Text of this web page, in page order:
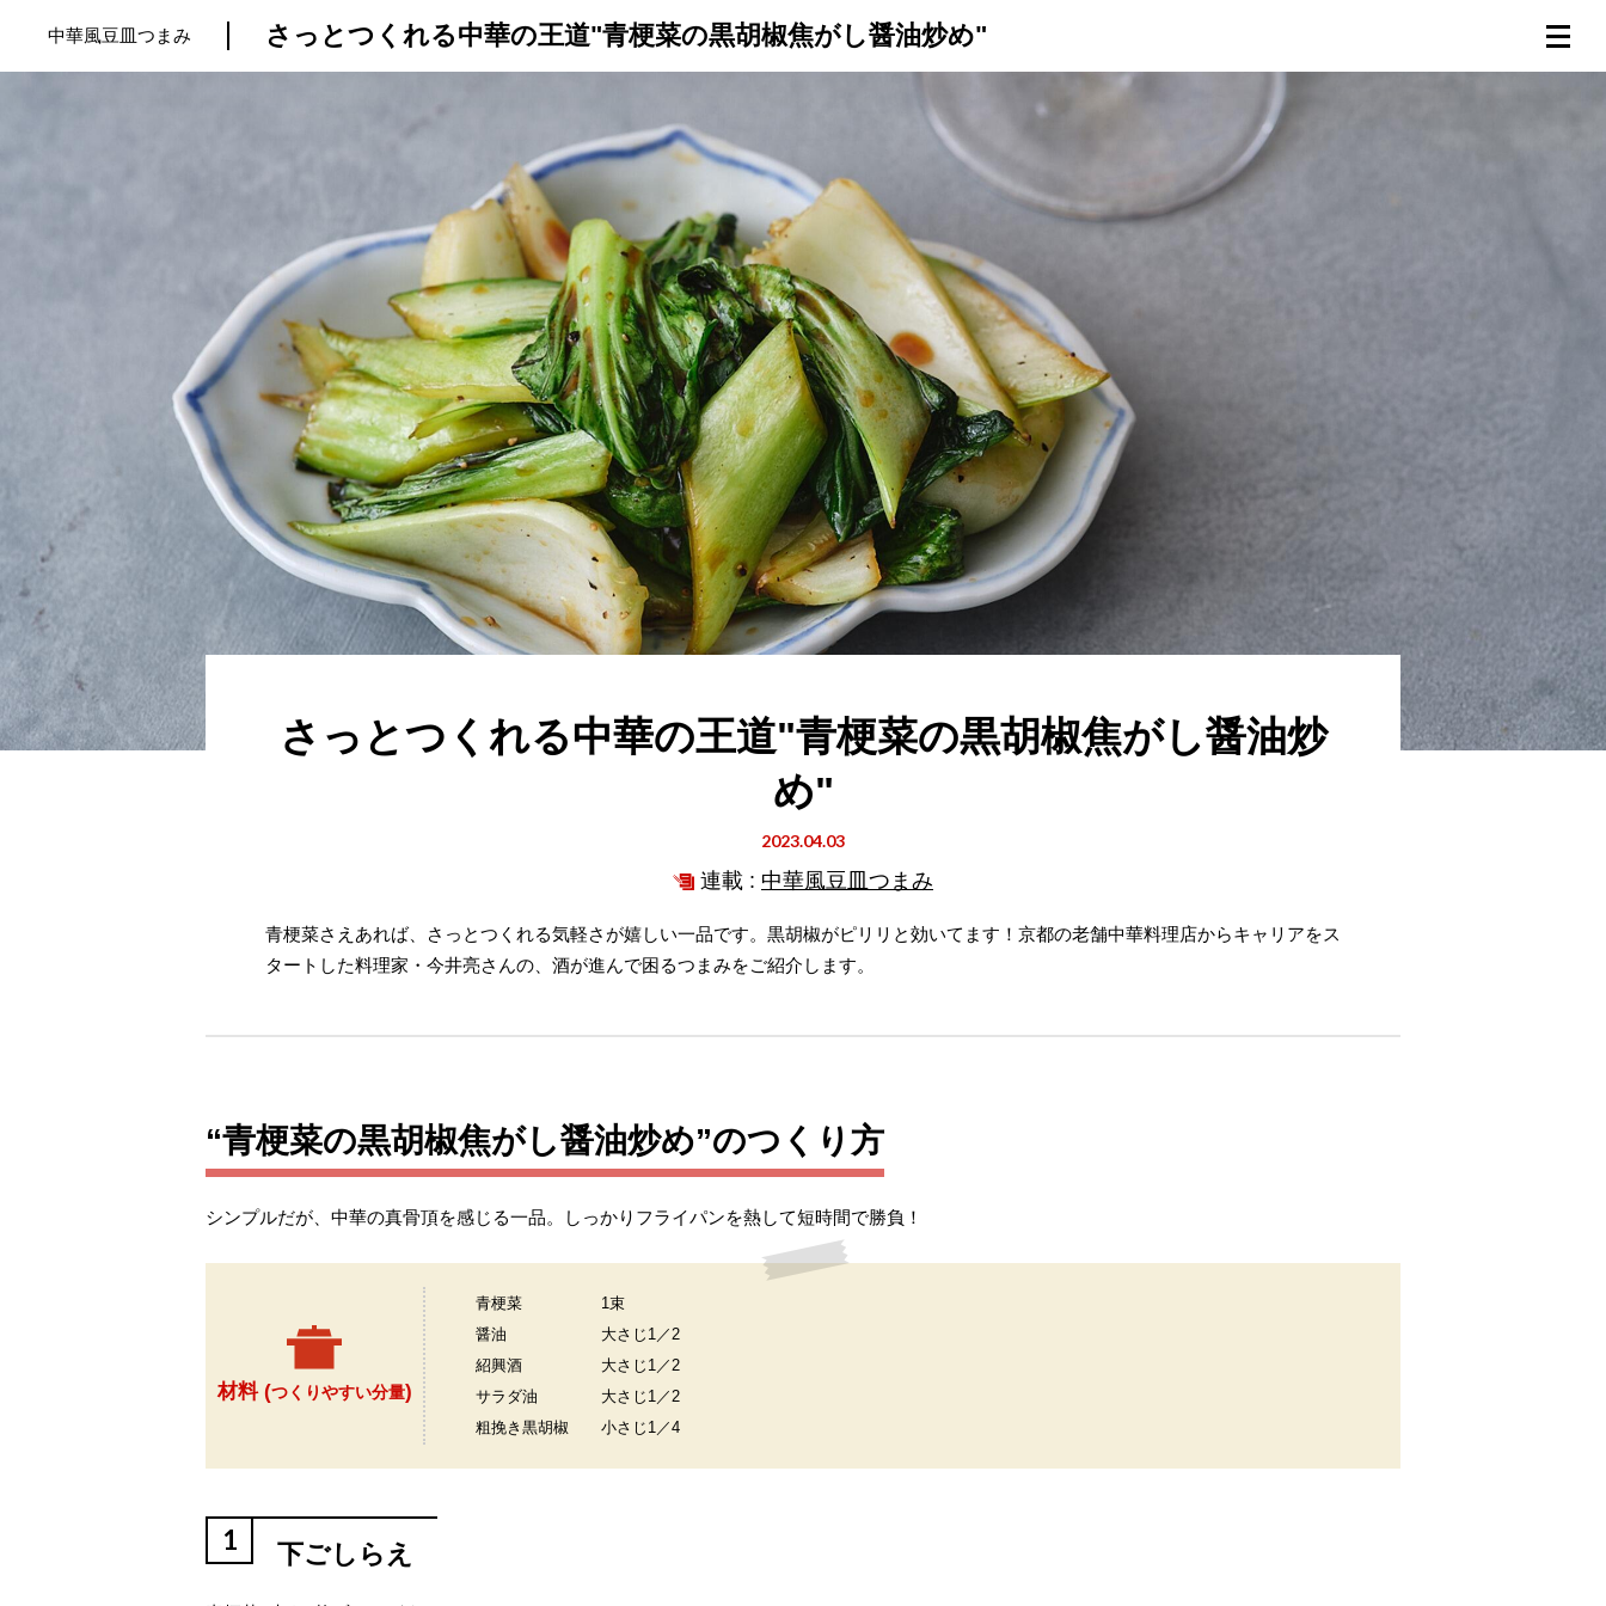
トップ プロが教えるレシピ 厳選！店探し 食のストーリー
中華風豆皿つまみ さっとつくれる中華の王道"青梗菜の黒胡椒焦がし醤油炒め"
さっとつくれる中華の王道"青梗菜の黒胡椒焦がし醤油炒
め"
2023.04.03
連載 : 中華風豆皿つまみ
青梗菜さえあれば、さっとつくれる気軽さが嬉しい一品です。黒胡椒がピリリと効いてます！京都の老舗中華料理店からキャリアをス
タートした料理家・今井亮さんの、酒が進んで困るつまみをご紹介します。
“青梗菜の黒胡椒焦がし醤油炒め”のつくり方
シンプルだが、中華の真骨頂を感じる一品。しっかりフライパンを熱して短時間で勝負！
材料 (つくりやすい分量)
青梗菜
1束
醤油
大さじ1／2
紹興酒
大さじ1／2
サラダ油
大さじ1／2
粗挽き黒胡椒
小さじ1／4
1 下ごしらえ